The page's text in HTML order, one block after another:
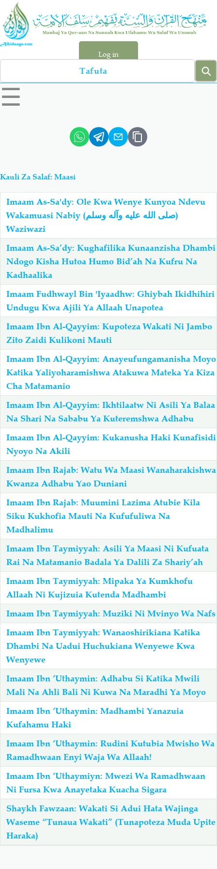
Skip
main
content
Log in
Search
left
sidebar
☰
Hadiyth
Shirki & Kufru Bid-'ah (Uzushi)
Salaf Wa Ummah Firaq-Makundi
Fiqh-Ibaadah
Fataawa Za Ulamaa Kauli Za Salaf
Akhlaaq-Aadaab Raqaaiq
Familia-Jamii Maswali-Majibu
Chemsha Bongo
Mapishi
Kauli Za Salaf: Maasi
Imaam As-Sa'dy: Ole Kwa Wenye Kunyoa Ndevu
Wakamuasi Nabiy (صلى الله عليه وآله وسلم)
Waziwazi
Imaam As-Sa’dy: Kughafilika Kunaanzisha Dhambi
Ndogo Kisha Hutoa Humo Bid’ah Na Kufru Na
Kadhaalika
Imaam Fudhwayl Bin 'Iyaadhw: Ghiybah Ikidhihiri
Undugu Kwa Ajili Ya Allaah Unapotea
Imaam Ibn Al-Qayyim: Kupoteza Wakati Ni Jambo
Zito Zaidi Kulikoni Mauti
Imaam Ibn Al-Qayyim: Anayeufungamanisha Moyo
Katika Yaliyoharamishwa Atakuwa Mateka Ya Kiza
Cha Matamanio
Imaam Ibn Al-Qayyim: Ikhtilaatw Ni Asili Ya Balaa
Na Shari Na Sababu Ya Kuteremshwa Adhabu
Imaam Ibn Al-Qayyim: Kukanusha Haki Kunafisidi
Nyoyo Na Akili
Imaam Ibn Rajab: Watu Wa Maasi Wanaharakishwa
Kwanza Adhabu Yao Duniani
Imaam Ibn Rajab: Muumini Lazima Atubie Kila
Siku Kukhofia Mauti Na Kufufuliwa Na
Madhalimu
Imaam Ibn Taymiyyah: Asili Ya Maasi Ni Kufuata
Rai Na Matamanio Badala Ya Dalili Za Shariy’ah
Imaam Ibn Taymiyyah: Mipaka Ya Kumkhofu
Allaah Ni Kujizuia Kutenda Madhambi
Imaam Ibn Taymiyyah: Muziki Ni Mvinyo Wa Nafs
Imaam Ibn Taymiyyah: Wanaoshirikiana Katika
Dhambi Na Uadui Huchukiana Wenyewe Kwa
Wenyewe
Imaam Ibn ‘Uthaymin: Adhabu Si Katika Mwili
Mali Na Ahli Bali Ni Kuwa Na Maradhi Ya Moyo
Imaam Ibn ‘Uthaymin: Madhambi Yanazuia
Kufahamu Haki
Imaam Ibn ‘Uthaymin: Rudini Kutubia Mwisho Wa
Ramadhwaan Enyi Waja Wa Allaah!
Imaam Ibn ‘Uthaymiyn: Mwezi Wa Ramadhwaan
Ni Fursa Kwa Anayetaka Kuacha Sigara
Shaykh Fawzaan: Wakati Si Adui Hata Wajinga
Waseme “Tunaua Wakati” (Tunapoteza Muda Upite
Haraka)